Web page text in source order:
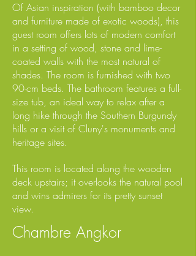
Of Asian inspiration (with bamboo decor
and furniture made of exotic woods), this
guest room offers lots of modern comfort
in a setting of wood, stone and lime-
coated walls with the most natural of
shades. The room is furnished with two
90-cm beds. The bathroom features a full-
size tub, an ideal way to relax after a
long hike through the Southern Burgundy
hills or a visit of Cluny's monuments and
heritage sites.
This room is located along the wooden
deck upstairs; it overlooks the natural pool
and wins admirers for its pretty sunset
view.
Chambre Angkor